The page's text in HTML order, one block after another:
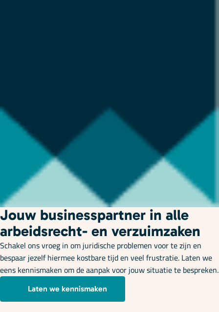
Jouw businesspartner in alle
arbeidsrecht- en verzuimzaken
Schakel ons vroeg in om juridische problemen voor te zijn en
bespaar jezelf hiermee kostbare tijd en veel frustratie. Laten we
eens kennismaken om de aanpak voor jouw situatie te bespreken.
Laten we kennismaken